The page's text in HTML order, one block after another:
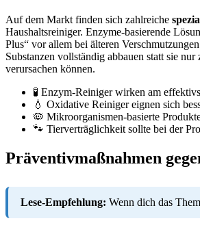
Auf dem Markt finden sich zahlreiche
Haushaltsreiniger. Enzyme-basierende
Plus“ vor allem bei älteren
Substanzen vollständig abbauen statt sie
verursachen können.
🧪 Enzym-Reiniger wirken am
💧 Oxidative Reiniger eignen sich
🦠 Mikroorganismen-basierte
🐾 Tierverträglichkeit sollte bei der
Präventivmaßnahmen
Lese-Empfehlung: Wenn dich das